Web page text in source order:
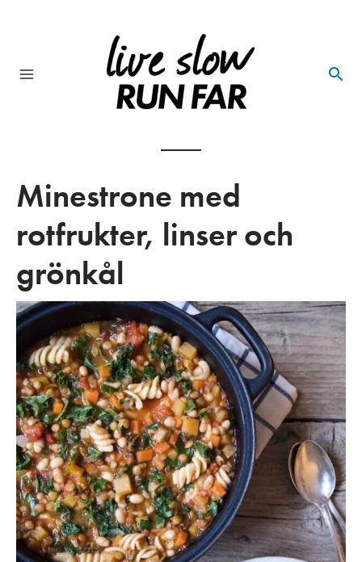
Minestrone med
rotfrukter, linser och
grönkål